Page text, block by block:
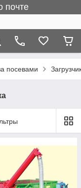
почте
посевами